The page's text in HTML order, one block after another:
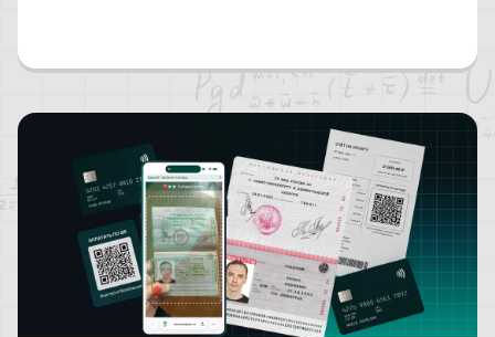
компьютерного зрения, включая распознавание